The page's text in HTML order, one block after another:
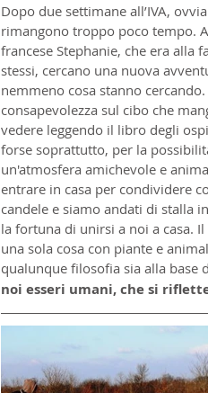
Dopo due settimane all’IVA,
rimangono troppo poco tempo.
francese Stephanie, che era alla
stessi, cercano una nuova
nemmeno cosa stanno
consapevolezza sul cibo che
vedere leggendo il libro degli
forse soprattutto, per la
un'atmosfera amichevole e
entrare in casa per condividere
candele e siamo andati di stalla
la fortuna di unirsi a noi a casa.
una sola cosa con piante e
qualunque filosofia sia alla base
noi esseri umani, che si